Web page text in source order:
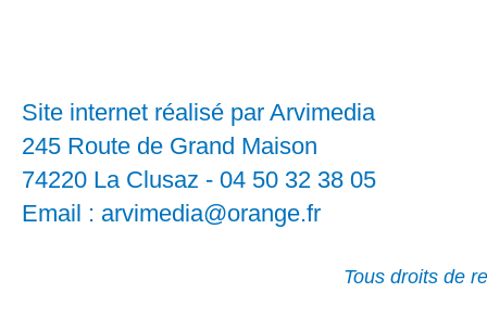
Site internet réalisé par Arvimedia
245 Route de Grand Maison
74220 La Clusaz - 04 50 32 38 05
Email : arvimedia@orange.fr
Tous droits de